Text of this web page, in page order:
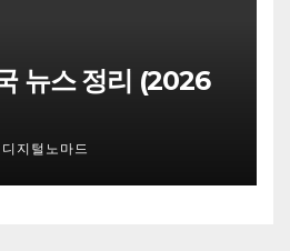
뉴스 정리 (2026
디지털노마드